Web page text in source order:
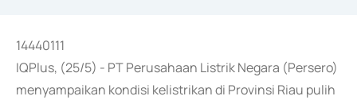
14440111
IQPlus, (25/5) - PT Perusahaan Listrik Negara (Persero)
menyampaikan kondisi kelistrikan di Provinsi Riau pulih